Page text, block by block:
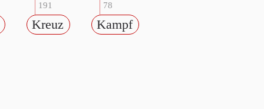
191
Kreuz
78
Kampf